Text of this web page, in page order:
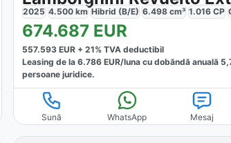
2025 4.500 km Hibrid (B/E) 6.498 cm³ 1.016 CP
674.687 EUR
557.593 EUR +21% TVA deductibil
Leasing de la6.786 EUR/luna cu dobăndă anuală
persoane juridice.
Sună WhatsApp Mesaj